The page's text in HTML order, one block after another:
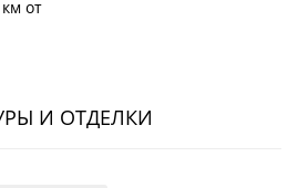
от
И ОТДЕЛКИ